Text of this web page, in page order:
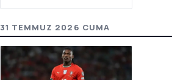
31 TEMMUZ 2026 CUMA